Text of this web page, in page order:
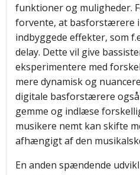
funktioner og muligheder.
forvente, at basforstærere
indbyggede effekter, som
delay. Dette vil give
eksperimentere med
mere dynamisk og
digitale basforstærere
gemme og indlæse
musikere nemt kan skifte
afhængigt af den
En anden spændende